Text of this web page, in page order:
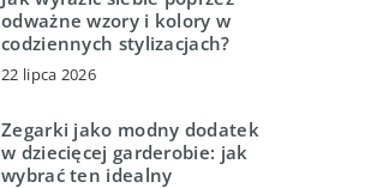
odważne wzory i kolory w
codziennych stylizacjach?
22 lipca 2026
Zegarki jako modny dodatek
w dziecięcej garderobie: jak
wybrać ten idealny